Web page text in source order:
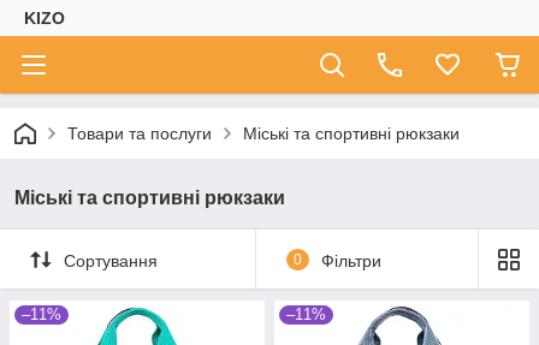
KIZO
Товари та послуги Міські та спортивні рюкзаки
Міські та спортивні рюкзаки
Сортування 0 Фільтри
–11% –11%